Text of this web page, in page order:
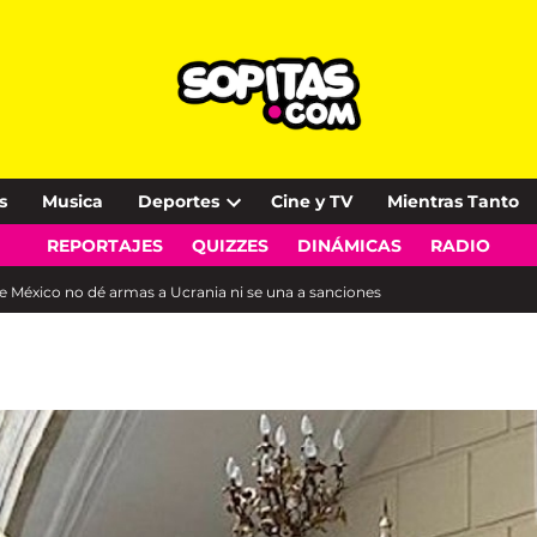
Musica Deportes
Open
dropdown
Cine y TV Mientras Tanto
REPORTAJES QUIZZES DINÁMICAS RADIO
México no dé armas a Ucrania ni se una a sanciones